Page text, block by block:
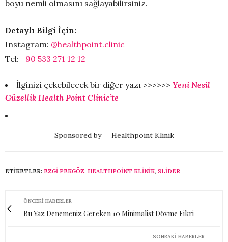
boyu nemli olmasını sağlayabilirsiniz.
Detaylı Bilgi İçin:
Instagram: @healthpoint.clinic
Tel: +90 533 271 12 12
İlginizi çekebilecek bir diğer yazı >>>>>> Yeni Nesil
Güzellik Health Point Clinic’te
Sponsored by Healthpoint Klinik
ETIKETLER: EZGI PEKGÖZ, HEALTHPOINT KLINIK, SLİDER
ÖNCEKI HABERLER
Bu Yaz Denemeniz Gereken 10 Minimalist Dövme Fikri
SONRAKI HABERLER